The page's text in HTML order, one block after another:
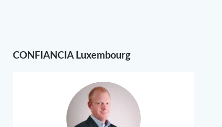
CONFIANCIA Luxembourg